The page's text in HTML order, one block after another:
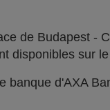
de Budapest -
disponibles sur
d'AXA